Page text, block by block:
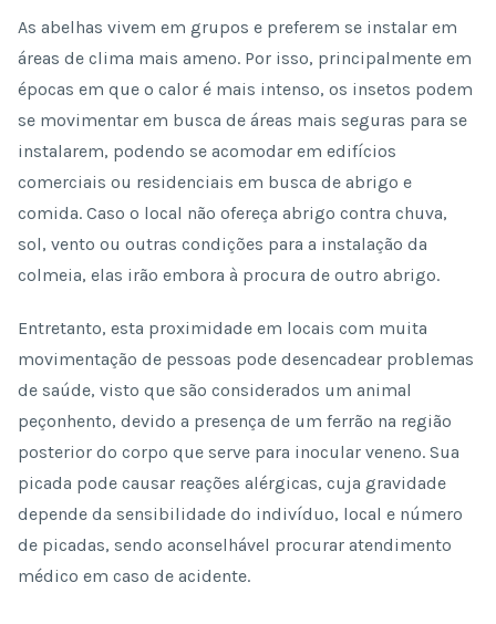
As abelhas vivem em grupos e preferem se instalar em
áreas de clima mais ameno. Por isso, principalmente em
épocas em que o calor é mais intenso, os insetos podem
se movimentar em busca de áreas mais seguras para se
instalarem, podendo se acomodar em edifícios
comerciais ou residenciais em busca de abrigo e
comida. Caso o local não ofereça abrigo contra chuva,
sol, vento ou outras condições para a instalação da
colmeia, elas irão embora à procura de outro abrigo.
Entretanto, esta proximidade em locais com muita
movimentação de pessoas pode desencadear problemas
de saúde, visto que são considerados um animal
peçonhento, devido a presença de um ferrão na região
posterior do corpo que serve para inocular veneno. Sua
picada pode causar reações alérgicas, cuja gravidade
depende da sensibilidade do indivíduo, local e número
de picadas, sendo aconselhável procurar atendimento
médico em caso de acidente.